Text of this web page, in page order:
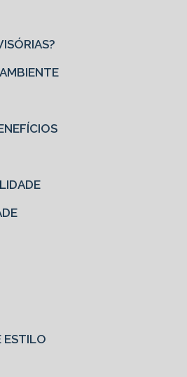
ESTILO